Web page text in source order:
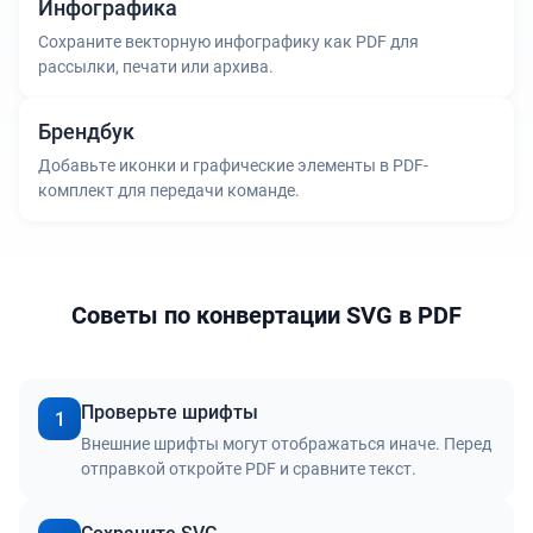
Инфографика
Сохраните векторную инфографику как PDF для
рассылки, печати или архива.
Брендбук
Добавьте иконки и графические элементы в PDF-
комплект для передачи команде.
Советы по конвертации SVG в PDF
1 Проверьте шрифты
Внешние шрифты могут отображаться иначе. Перед
отправкой откройте PDF и сравните текст.